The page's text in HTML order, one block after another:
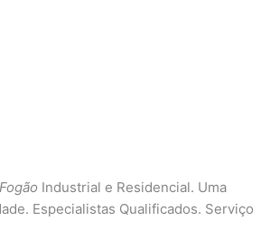
Fogão Industrial e Residencial. Uma
Especialistas Qualificados. Serviço